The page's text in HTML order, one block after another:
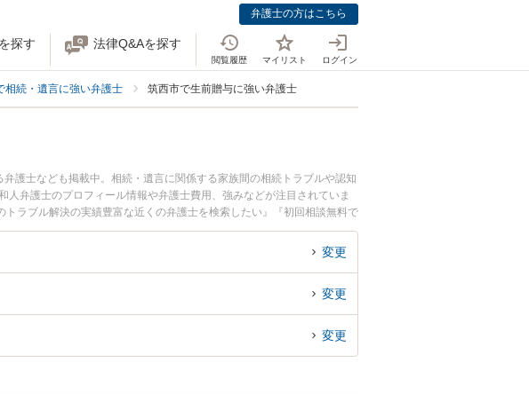
弁護士の方はこちら
探す 法律Q&Aを探す
閲覧履歴 マイリスト ログイン
相続・遺言に強い弁護士 筑西市で生前贈与に強い弁護士
護士なども掲載中。相続・遺言に関係する家族間の相続トラブルや認知
弁護士のプロフィール情報や弁護士費用、強みなどが注目されていま
ラブル解決の実績豊富な近くの弁護士を検索したい』『初回相談無料で
す。
変更
変更
変更